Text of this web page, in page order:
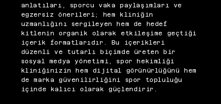
anlatıları, sporcu vaka paylaşımları ve
egzersiz önerileri; hem kliniğin
uzmanlığını sergileyen hem de hedef
kitlenin organik olarak etkileşime geçtiği
içerik formatlarıdır. Bu içerikleri
düzenli ve tutarlı biçimde üreten bir
sosyal medya yönetimi, spor hekimliği
kliniğinizin hem dijital görünürlüğünü hem
de marka güvenilirliğini spor topluluğu
içinde kalıcı olarak güçlendirir.